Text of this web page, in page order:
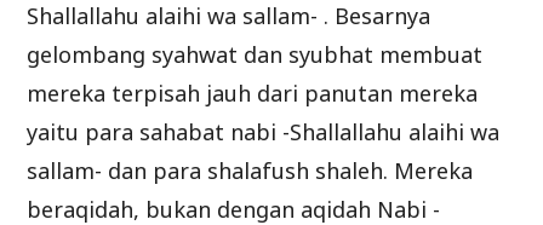
Shallallahu alaihi wa sallam- . Besarnya
gelombang syahwat dan syubhat membuat
mereka terpisah jauh dari panutan mereka
yaitu para sahabat nabi -Shallallahu alaihi wa
sallam- dan para shalafush shaleh. Mereka
beraqidah, bukan dengan aqidah Nabi -